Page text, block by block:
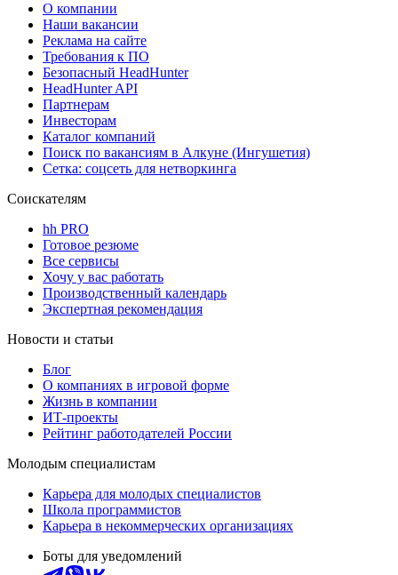
О компании
Наши вакансии
Реклама на сайте
Требования к ПО
Безопасный HeadHunter
HeadHunter API
Партнерам
Инвесторам
Каталог компаний
Поиск по вакансиям в Алкуне (Ингушетия)
Сетка: соцсеть для нетворкинга
Соискателям
hh PRO
Готовое резюме
Все сервисы
Хочу у вас работать
Производственный календарь
Экспертная рекомендация
Новости и статьи
Блог
О компаниях в игровой форме
Жизнь в компании
ИТ-проекты
Рейтинг работодателей России
Молодым специалистам
Карьера для молодых специалистов
Школа программистов
Карьера в некоммерческих организациях
Боты для уведомлений